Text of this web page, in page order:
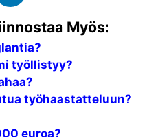
Myös:
työllistyy?
työhaastatteluun?
euroa?